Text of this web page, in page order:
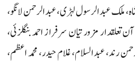
ملک عبدالرسول لہڑی، عبدالرحمن لانگو،
تعلقدار مزور تیان سرفراز احمد بنگلزئی،
رند، عبدالسلام، غلام حیدر، محمد اعظم،